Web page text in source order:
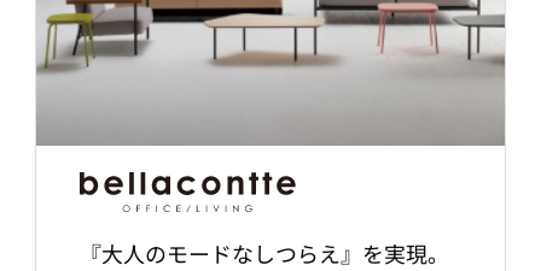
『大人のモードなしつらえ』を実現。